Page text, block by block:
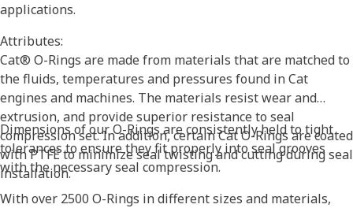
applications.
Attributes:
Cat® O-Rings are made from materials that are matched to
the fluids, temperatures and pressures found in Cat
engines and machines. The materials resist wear and
extrusion, and provide superior resistance to seal
compression set. In addition, certain Cat O-Rings are coated
with PTFE to minimize seal twisting and cutting during seal
installation.
Dimensions of our O-Rings are consistently held to tight
tolerances to ensure they fit properly into seal grooves
with the necessary seal compression.
With over 2500 O-Rings in different sizes and materials,